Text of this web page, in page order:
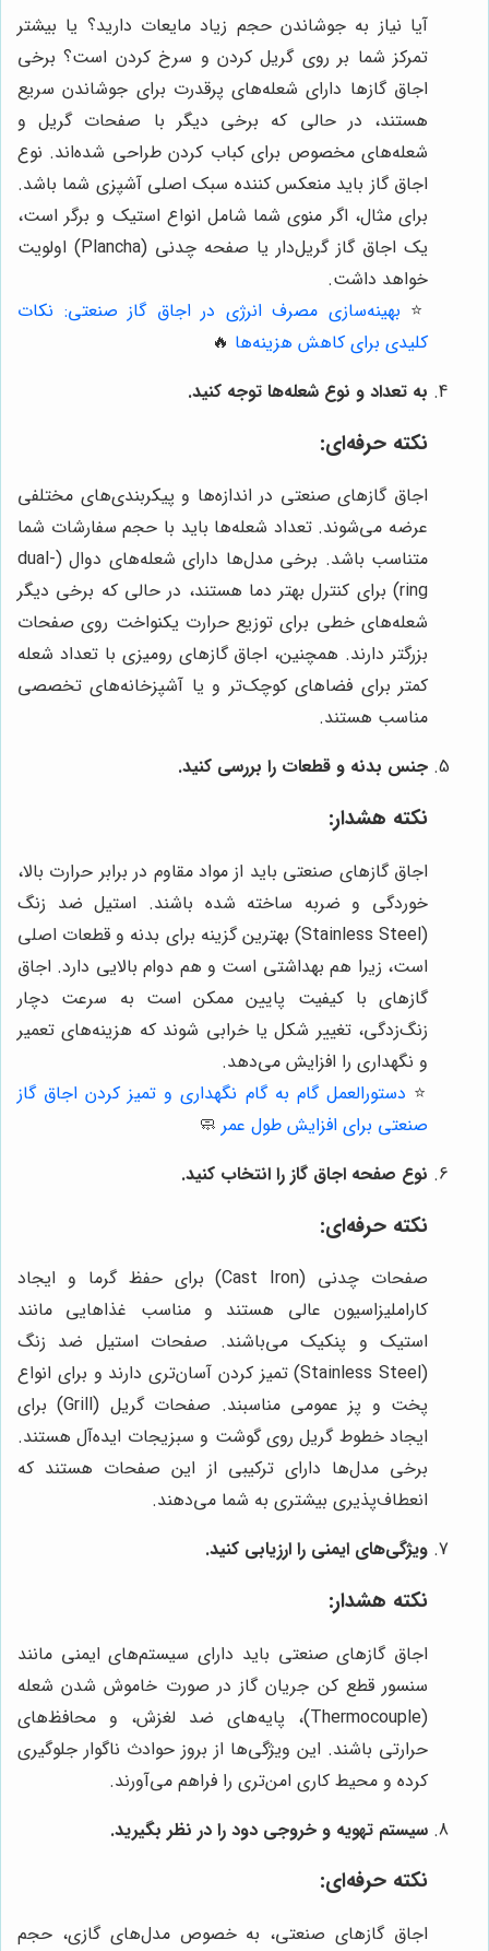
آیا نیاز به جوشاندن حجم زیاد مایعات دارید؟ یا بیشتر
تمرکز شما بر روی گریل کردن و سرخ کردن است؟ برخی
اجاق گازها دارای شعله‌های پرقدرت برای جوشاندن سریع
هستند، در حالی که برخی دیگر با صفحات گریل و
شعله‌های مخصوص برای کباب کردن طراحی شده‌اند. نوع
اجاق گاز باید منعکس کننده سبک اصلی آشپزی شما باشد.
برای مثال، اگر منوی شما شامل انواع استیک و برگر است،
یک اجاق گاز گریل‌دار یا صفحه چدنی (Plancha) اولویت
خواهد داشت.
⭐️ بهینه‌سازی مصرف انرژی در اجاق گاز صنعتی: نکات
کلیدی برای کاهش هزینه‌ها 🔥
به تعداد و نوع شعله‌ها توجه کنید.
نکته حرفه‌ای:
اجاق گازهای صنعتی در اندازه‌ها و پیکربندی‌های مختلفی
عرضه می‌شوند. تعداد شعله‌ها باید با حجم سفارشات شما
متناسب باشد. برخی مدل‌ها دارای شعله‌های دوال (dual-
ring) برای کنترل بهتر دما هستند، در حالی که برخی دیگر
شعله‌های خطی برای توزیع حرارت یکنواخت روی صفحات
بزرگتر دارند. همچنین، اجاق گازهای رومیزی با تعداد شعله
کمتر برای فضاهای کوچک‌تر و یا آشپزخانه‌های تخصصی
مناسب هستند.
جنس بدنه و قطعات را بررسی کنید.
نکته هشدار:
اجاق گازهای صنعتی باید از مواد مقاوم در برابر حرارت بالا،
خوردگی و ضربه ساخته شده باشند. استیل ضد زنگ
(Stainless Steel) بهترین گزینه برای بدنه و قطعات اصلی
است، زیرا هم بهداشتی است و هم دوام بالایی دارد. اجاق
گازهای با کیفیت پایین ممکن است به سرعت دچار
زنگ‌زدگی، تغییر شکل یا خرابی شوند که هزینه‌های تعمیر
و نگهداری را افزایش می‌دهد.
⭐️ دستورالعمل گام به گام نگهداری و تمیز کردن اجاق گاز
صنعتی برای افزایش طول عمر 🧼
نوع صفحه اجاق گاز را انتخاب کنید.
نکته حرفه‌ای:
صفحات چدنی (Cast Iron) برای حفظ گرما و ایجاد
کاراملیزاسیون عالی هستند و مناسب غذاهایی مانند
استیک و پنکیک می‌باشند. صفحات استیل ضد زنگ
(Stainless Steel) تمیز کردن آسان‌تری دارند و برای انواع
پخت و پز عمومی مناسبند. صفحات گریل (Grill) برای
ایجاد خطوط گریل روی گوشت و سبزیجات ایده‌آل هستند.
برخی مدل‌ها دارای ترکیبی از این صفحات هستند که
انعطاف‌پذیری بیشتری به شما می‌دهند.
ویژگی‌های ایمنی را ارزیابی کنید.
نکته هشدار:
اجاق گازهای صنعتی باید دارای سیستم‌های ایمنی مانند
سنسور قطع کن جریان گاز در صورت خاموش شدن شعله
(Thermocouple)، پایه‌های ضد لغزش، و محافظ‌های
حرارتی باشند. این ویژگی‌ها از بروز حوادث ناگوار جلوگیری
کرده و محیط کاری امن‌تری را فراهم می‌آورند.
سیستم تهویه و خروجی دود را در نظر بگیرید.
نکته حرفه‌ای:
اجاق گازهای صنعتی، به خصوص مدل‌های گازی، حجم